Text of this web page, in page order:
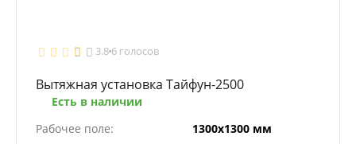
3.8 6 голосов
Вытяжная установка Тайфун-2500
Есть в наличии
Рабочее поле:
1300х1300 мм